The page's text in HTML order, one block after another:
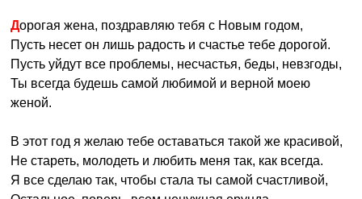
Дорогая жена, поздравляю тебя с Новым годом,
Пусть несет он лишь радость и счастье тебе дорогой.
Пусть уйдут все проблемы, несчастья, беды, невзгоды,
Ты всегда будешь самой любимой и верной моею
женой.
В этот год я желаю тебе оставаться такой же красивой,
Не стареть, молодеть и любить меня так, как всегда.
Я все сделаю так, чтобы стала ты самой счастливой,